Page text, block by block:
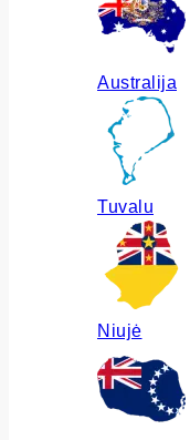
Australija
Tuvalu
Niujė